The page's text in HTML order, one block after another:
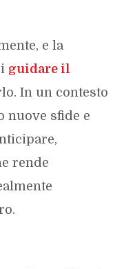
e la
guidare il
In un contesto
nuove sfide e
rende